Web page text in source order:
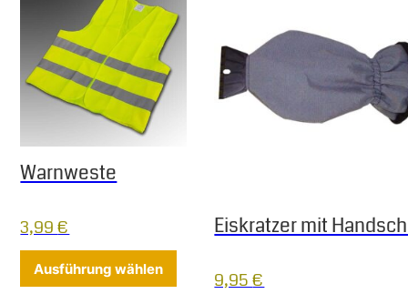
Warnweste
3,99€
Ausführung wählen
Eiskratzer mit
9,95€